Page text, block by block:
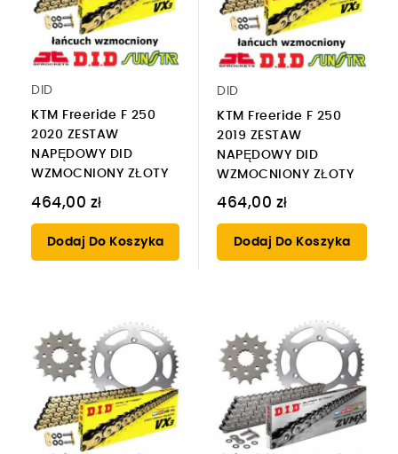
DID
KTM Freeride F 250
2020 ZESTAW
NAPĘDOWY DID
WZMOCNIONY ZŁOTY
464,00 zł
Dodaj Do Koszyka
DID
KTM Freeride F 250
2019 ZESTAW
NAPĘDOWY DID
WZMOCNIONY ZŁOTY
464,00 zł
Dodaj Do Koszyka